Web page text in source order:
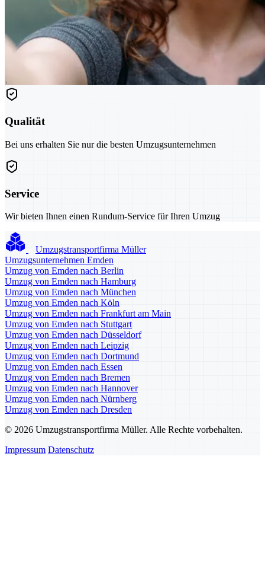
Qualität
Bei uns erhalten Sie nur die besten Umzugsunternehmen
Service
Wir bieten Ihnen einen Rundum-Service für Ihren Umzug
Umzugstransportfirma Müller
Umzugsunternehmen Emden
Umzug von Emden nach Berlin
Umzug von Emden nach Hamburg
Umzug von Emden nach München
Umzug von Emden nach Köln
Umzug von Emden nach Frankfurt am Main
Umzug von Emden nach Stuttgart
Umzug von Emden nach Düsseldorf
Umzug von Emden nach Leipzig
Umzug von Emden nach Dortmund
Umzug von Emden nach Essen
Umzug von Emden nach Bremen
Umzug von Emden nach Hannover
Umzug von Emden nach Nürnberg
Umzug von Emden nach Dresden
© 2026 Umzugstransportfirma Müller. Alle Rechte vorbehalten.
Impressum Datenschutz